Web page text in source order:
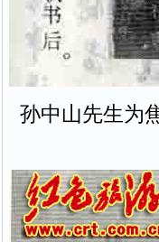
孙中山先生为